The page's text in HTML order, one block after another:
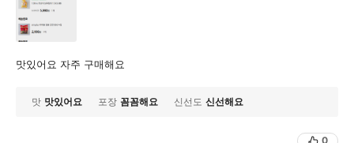
맛있어요 자주 구매해요
맛 맛있어요 포장 꼼꼼해요 신선도 신선해요
0